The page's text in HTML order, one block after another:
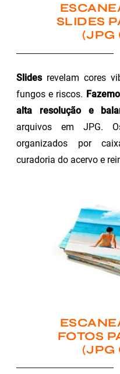
SLIDES
(JPG
Slidesrevelam cores
fungos e riscos.
alta resolução e
arquivos em JPG.
organizados por
curadoria do acervo e
FOTOS
(JPG